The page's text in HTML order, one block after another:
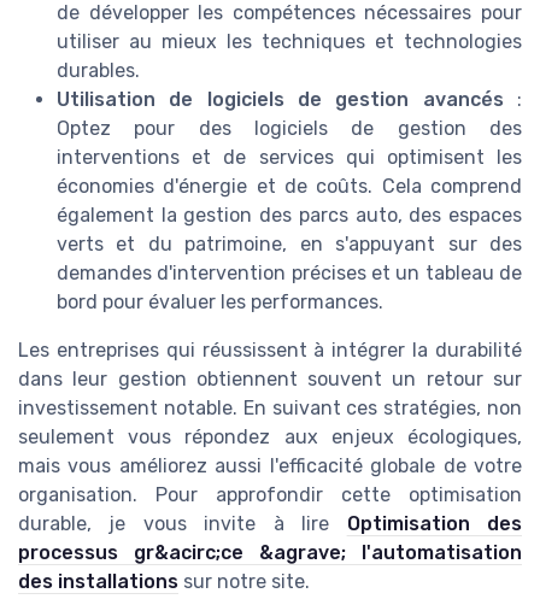
de développer les compétences nécessaires pour
utiliser au mieux les techniques et technologies
durables.
Utilisation de logiciels de gestion avancés :
Optez pour des logiciels de gestion des
interventions et de services qui optimisent les
économies d'énergie et de coûts. Cela comprend
également la gestion des parcs auto, des espaces
verts et du patrimoine, en s'appuyant sur des
demandes d'intervention précises et un tableau de
bord pour évaluer les performances.
Les entreprises qui réussissent à intégrer la durabilité
dans leur gestion obtiennent souvent un retour sur
investissement notable. En suivant ces stratégies, non
seulement vous répondez aux enjeux écologiques,
mais vous améliorez aussi l'efficacité globale de votre
organisation. Pour approfondir cette optimisation
durable, je vous invite à lire Optimisation des
processus gr&acirc;ce &agrave; l'automatisation
des installations sur notre site.